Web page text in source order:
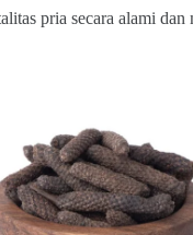
pria secara alami dan